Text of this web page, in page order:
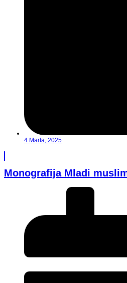
4 Marta, 2025
Monografija Mladi